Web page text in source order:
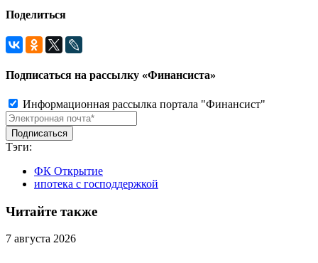
Поделиться
Подписаться на рассылку «Финансиста»
Информационная рассылка портала "Финансист"
Тэги:
ФК Открытие
ипотека с господдержкой
Читайте также
7 августа 2026